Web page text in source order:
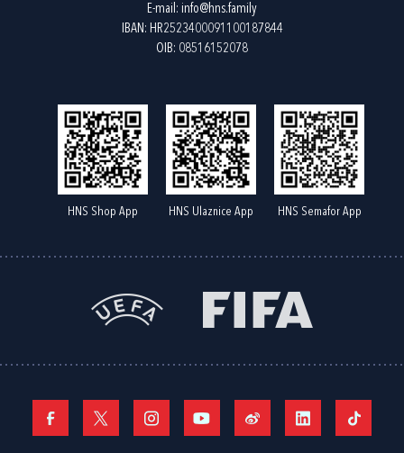
E-mail: info@hns.family
IBAN: HR2523400091100187844
OIB: 08516152078
HNS Shop App HNS Ulaznice App HNS Semafor App